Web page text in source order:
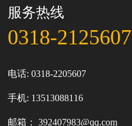
服务热线
0318-2125607
电话:0318-2205607
手机: 13513088116
邮箱：392407983@qq.com